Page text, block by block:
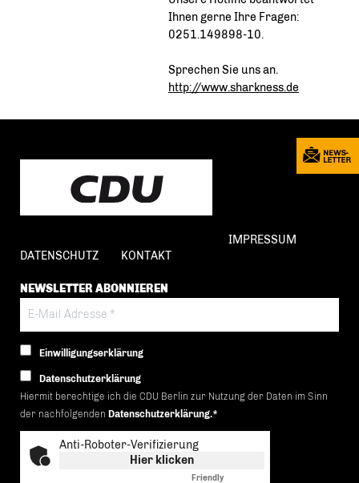
Ihnen gerne Ihre Fragen:
0251.149898-10.
Sprechen Sie uns an.
http://www.sharkness.de
IMPRESSUM
DATENSCHUTZ
KONTAKT
NEWSLETTER ABONNIEREN
Einwilligungserklärung
Datenschutzerklärung
Hiermit berechtige ich die CDU Berlin zur Nutzung der Daten im Sinn
der nachfolgenden Datenschutzerklärung.*
Anti-Roboter-Verifizierung
Hier klicken
Friendly